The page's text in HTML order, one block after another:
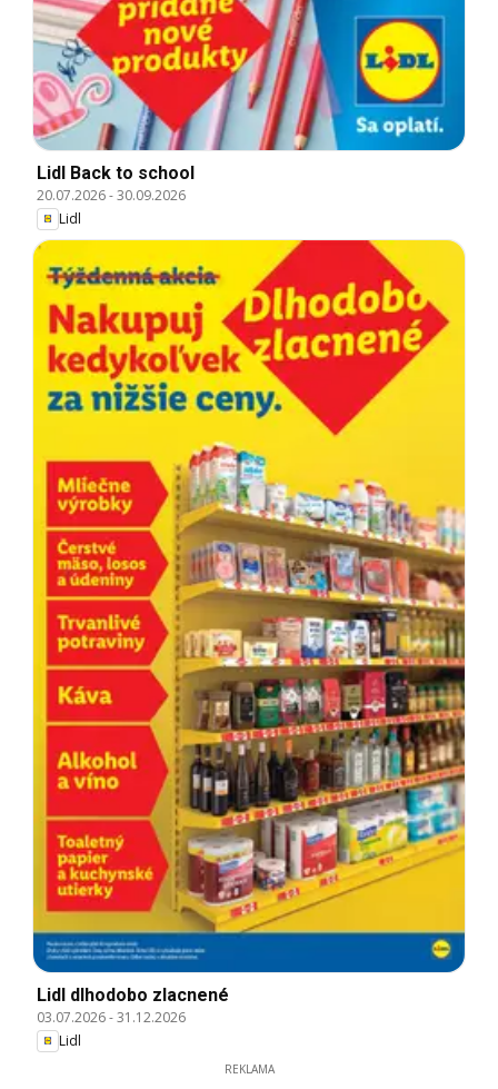
Lidl Back to school
20.07.2026-30.09.2026
Lidl
Lidl dlhodobo zlacnené
03.07.2026-31.12.2026
Lidl
REKLAMA